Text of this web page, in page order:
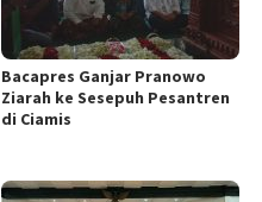
Bacapres Ganjar Pranowo
Ziarah ke Sesepuh Pesantren
di Ciamis